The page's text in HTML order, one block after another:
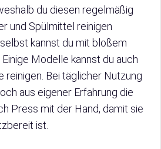
du diesen regelmäßig
und Spülmittel reinigen
kannst du mit bloßem
Modelle kannst du auch
reinigen. Bei täglicher Nutzung
aus eigener Erfahrung die
Press mit der Hand, damit sie
ist.